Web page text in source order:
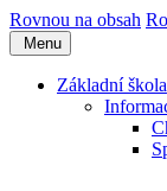
Rovnou na obsah
Menu
Základní škola